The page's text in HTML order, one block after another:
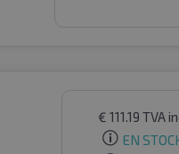
€ 111.19 TVA
EN